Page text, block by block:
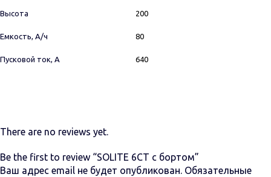
Высота 200
Емкость, А/ч 80
Пусковой ток, А 640
There are no reviews yet.
Be the first to review “SOLITE 6СТ с бортом”
Ваш адрес email не будет опубликован. Обязательные